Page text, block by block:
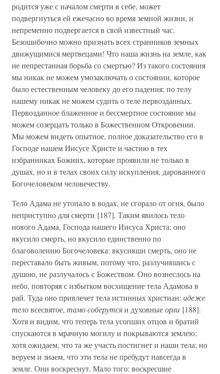
родится уже с началом смерти в себе, может
подвергнуться ей ежечасно во время земной жизни, и
непременно подвергается в свой известный час.
Безошибочно можно признать всех странников земных
движущимися мертвецами! Что наша жизнь на земле, как
не непрестанная борьба со смертью? Из такого состояния
мы никак не можем умозаключать о состоянии, которое
было естественным человеку до его падения; по телу
нашему никак не можем судить о теле первозданных.
Первозданное блаженное и бессмертное состояние мы
можем созерцать только в Божественном Откровении.
Мы можем видеть опытное, полное доказательство его в
Господе нашем Иисусе Христе и частию в тех
избранниках Божиих, которые проявили не только в
душах, но и в телах своих силу искупления, дарованного
Богочеловеком человечеству.
Тело Адама не утопало в водах, не сгорало от огня, было
неприступно для смерти [187]. Таким явилось тело
нового Адама, Господа нашего Иисуса Христа; оно
вкусило смерть, но вкусило единственно по
благоволению Богочеловека: вкусивши смерть, оно не
переставало быть живым, потому что, разлучившись с
душою, не разлучалось с Божеством. Оно вознеслось на
небо, повторяя с избытком восхищение тела Адамова в
рай. Туда оно привлечет тела истинных христиан: идеже
теловсесвятое, тамо соберутсяи духовныеорли [188].
Хотя и видим, что теперь тела усопших отцов и братий
спускаются в мрачную могилу и покрываются землею;
хотя ожидаем, что та же участь постигнет и наши тела; но
веруем и знаем, что эти тела не пребудут навсегда в
земле. Они воскреснут. Мало того: воскресшие